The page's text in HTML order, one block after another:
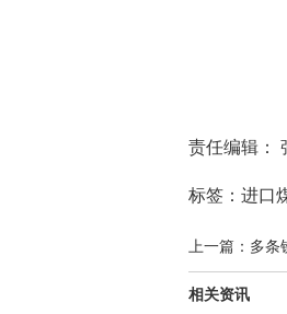
责任编辑：
标签：进口
上一篇：多
相关资讯